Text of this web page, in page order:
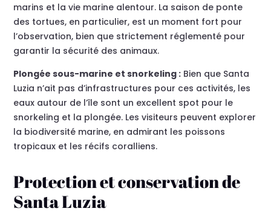
marins et la vie marine alentour. La saison de ponte
des tortues, en particulier, est un moment fort pour
l’observation, bien que strictement réglementé pour
garantir la sécurité des animaux.
Plongée sous-marine et snorkeling : Bien que Santa
Luzia n’ait pas d’infrastructures pour ces activités, les
eaux autour de l’île sont un excellent spot pour le
snorkeling et la plongée. Les visiteurs peuvent explorer
la biodiversité marine, en admirant les poissons
tropicaux et les récifs coralliens.
Protection et conservation de
Santa Luzia